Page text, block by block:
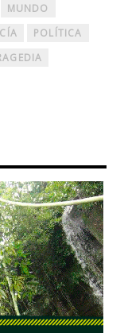
MUNDO
POLÍTICA